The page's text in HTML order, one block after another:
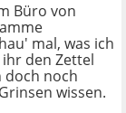
Büro von
mal, was ich
den Zettel
doch noch
wissen.